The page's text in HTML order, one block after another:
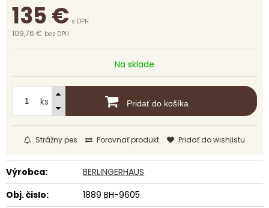
135€ s DPH
109,76 € bez DPH
Na sklade
ks Pridať do košíka
Strážny pes Porovnať produkt Pridať do wishlistu
Výrobca:
BERLINGERHAUS
Obj. čislo:
1889 BH-9605